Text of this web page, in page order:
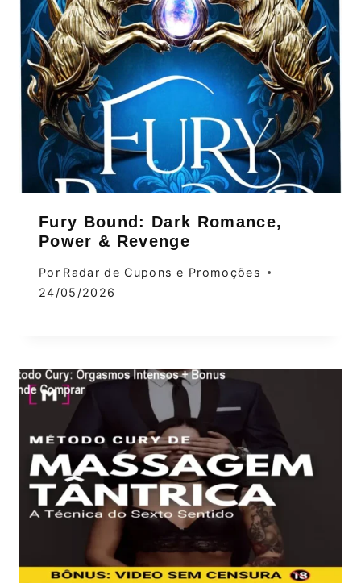
Fury Bound: Dark Romance,
Power & Revenge
Por Radar de Cupons e Promoções
24/05/2026